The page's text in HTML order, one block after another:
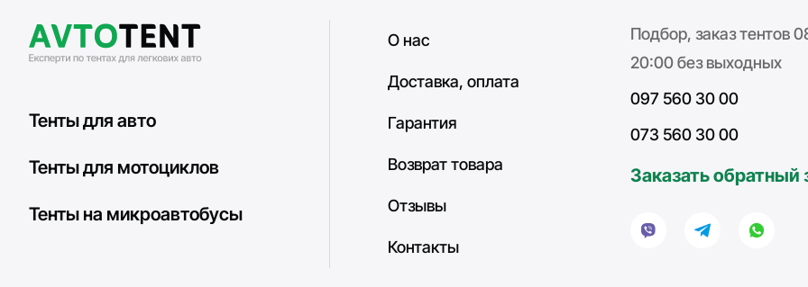
Тенты для авто
Тенты для мотоциклов
Тенты на микроавтобусы
О нас
Доставка, оплата
Гарантия
Возврат товара
Отзывы
Контакты
Подбор, заказ тентов
20:00 без выходных
097 560 30 00
073 560 30 00
Заказать обратный